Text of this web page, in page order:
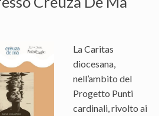
La Caritas
diocesana,
nell’ambito del
Progetto Punti
cardinali, rivolto ai